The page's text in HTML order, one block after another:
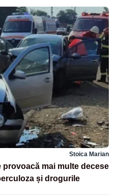
Stoica Marian
mai multe decese
și drogurile